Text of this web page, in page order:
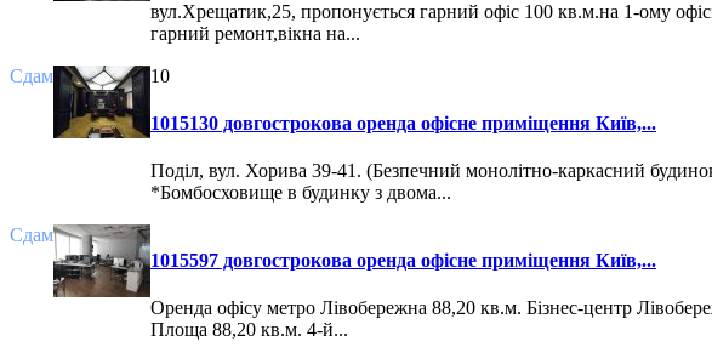
вул.Хрещатик,25, пропонується гарний офіс 100 кв.м.на 1-ому
гарний ремонт,вікна на...
Сдам 10
1015130 довгострокова оренда офісне приміщення Київ,...
Поділ, вул. Хорива 39-41. (Безпечний монолітно-каркасний
*Бомбосховище в будинку з двома...
Сдам
1015597 довгострокова оренда офісне приміщення Київ,...
Оренда офісу метро Лівобережна 88,20 кв.м. Бізнес-центр
Площа 88,20 кв.м. 4-й...